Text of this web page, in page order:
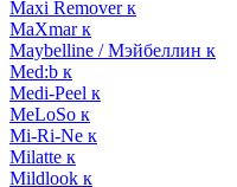
Maxi Remover к
MaXmar к
Maybelline / Мэйбеллин к
Med:b к
Medi-Peel к
MeLoSo к
Mi-Ri-Ne к
Milatte к
Mildlook к